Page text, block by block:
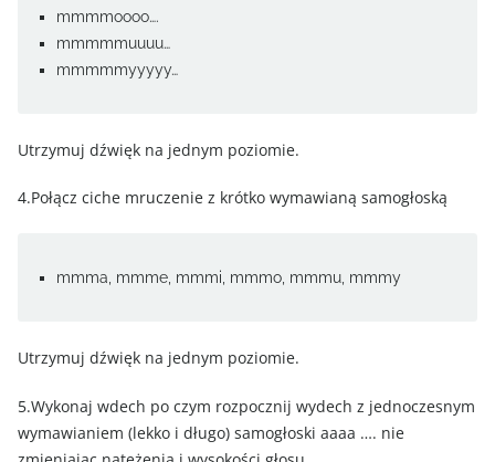
mmmmoooo….
mmmmmuuuu…
mmmmmyyyyy…
Utrzymuj dźwięk na jednym poziomie.
4.Połącz ciche mruczenie z krótko wymawianą samogłoską
mmma, mmme, mmmi, mmmo, mmmu, mmmy
Utrzymuj dźwięk na jednym poziomie.
5.Wykonaj wdech po czym rozpocznij wydech z jednoczesnym
wymawianiem (lekko i długo) samogłoski aaaa …. nie